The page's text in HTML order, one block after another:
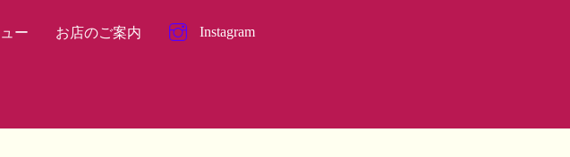
Instagram
ー お店のご案内